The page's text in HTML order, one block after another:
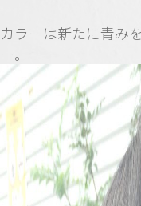
カラーは新たに青み
ー。